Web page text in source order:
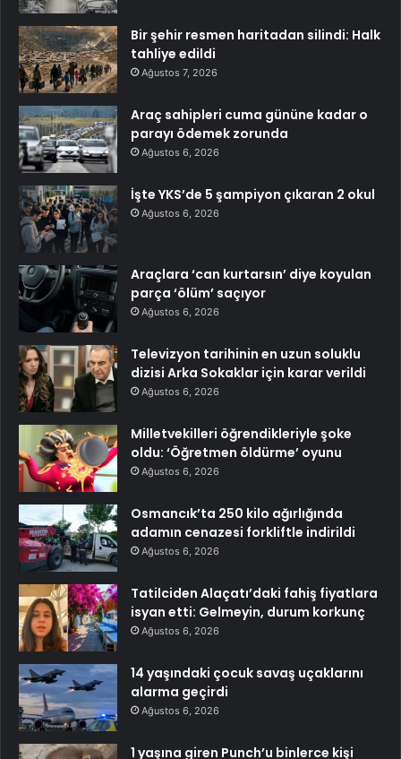
Bir şehir resmen haritadan silindi: Halk
tahliye edildi
Ağustos 7, 2026
Araç sahipleri cuma gününe kadar o
parayı ödemek zorunda
Ağustos 6, 2026
İşte YKS’de 5 şampiyon çıkaran 2 okul
Ağustos 6, 2026
Araçlara ‘can kurtarsın’ diye koyulan
parça ‘ölüm’ saçıyor
Ağustos 6, 2026
Televizyon tarihinin en uzun soluklu
dizisi Arka Sokaklar için karar verildi
Ağustos 6, 2026
Milletvekilleri öğrendikleriyle şoke
oldu: ‘Öğretmen öldürme’ oyunu
Ağustos 6, 2026
Osmancık’ta 250 kilo ağırlığında
adamın cenazesi forkliftle indirildi
Ağustos 6, 2026
Tatilciden Alaçatı’daki fahiş fiyatlara
isyan etti: Gelmeyin, durum korkunç
Ağustos 6, 2026
14 yaşındaki çocuk savaş uçaklarını
alarma geçirdi
Ağustos 6, 2026
1 yaşına giren Punch’u binlerce kişi